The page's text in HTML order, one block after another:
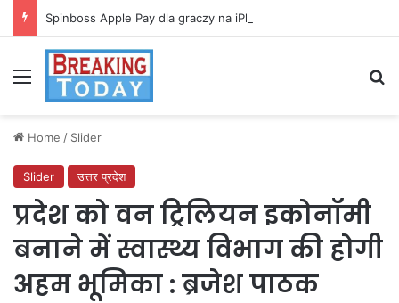
Spinboss Apple Pay dla graczy na iPhone
Menu
Home / Slider
Slider उत्तर प्रदेश
प्रदेश को वन ट्रिलियन इकोनॉमी
बनाने में स्वास्थ्य विभाग की होगी
अहम भूमिका : ब्रजेश पाठक